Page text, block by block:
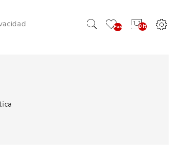
0 Item(s) -
Favoritos